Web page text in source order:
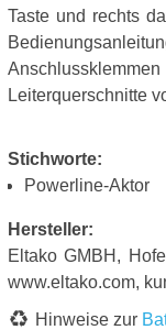
Taste und rechts
Leiterquerschnitte
Stichworte:
Powerline-Aktor
Hersteller:
Eltako GMBH,
www.eltako.com,
Hinweise zur